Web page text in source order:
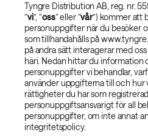
Tyngre Distribution AB, reg. nr.
”vi”, ”oss” eller ”vår”) kommer att
personuppgifter när du besöker
som tillhandahålls på
på andra sätt interagerar med
häri. Nedan hittar du information
personuppgifter vi behandlar,
använder uppgifterna till och hur
rättigheter du har som
personuppgiftsansvarigt för all
personuppgifter, om inte annat
integritetspolicy.